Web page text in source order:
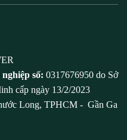
số: 0317676950 do Sở
cấp ngày 13/2/2023
Long, TPHCM - Gần Ga